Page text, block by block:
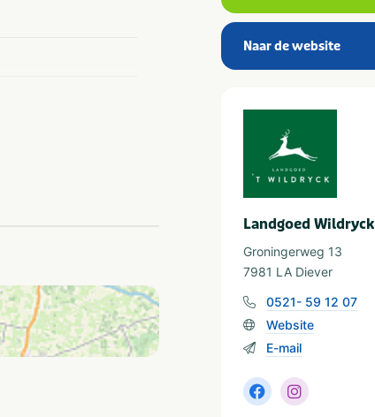
Vakantiepark
Wandelroutes
Naar de website
Landgoed Wildryck
Groningerweg 13
7981 LA Diever
0521- 59 12 07
Website
E-mail